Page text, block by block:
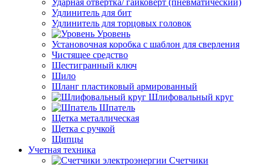
Ударная отвертка/ гайковерт (пневматический)
Удлинитель для бит
Удлинитель для торцовых головок
Уровень
Установочная коробка с шаблон для сверления
Чистящее средство
Шестигранный ключ
Шило
Шланг пластиковый армированный
Шлифовальный круг
Шпатель
Щетка металлическая
Щетка с ручкой
Щипцы
Учетная техника
Счетчики